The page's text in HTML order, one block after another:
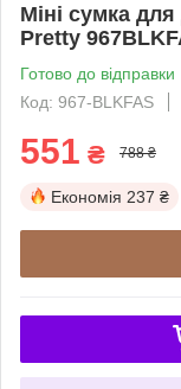
Міні сумка
Pretty
Готово до відправки
Код: 967-BLKFAS
551 ₴ 788 ₴
Економія 237 ₴